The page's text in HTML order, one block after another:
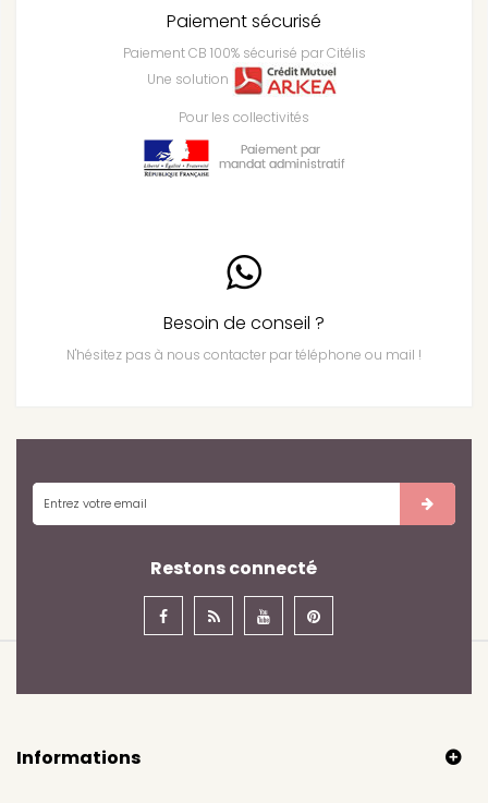
Paiement sécurisé
Paiement CB 100% sécurisé par Citélis
Une solution
Pour les collectivités
Besoin de conseil ?
N'hésitez pas à nous contacter par téléphone ou mail !
Restons connecté
Informations